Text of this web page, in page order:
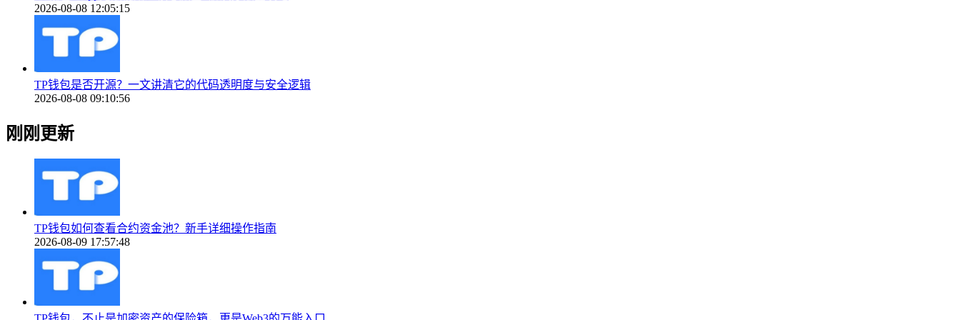
2026-08-08 12:05:15
TP钱包是否开源？一文讲清它的代码透明度与安全逻辑
2026-08-08 09:10:56
刚刚更新
TP钱包如何查看合约资金池？新手详细操作指南
2026-08-09 17:57:48